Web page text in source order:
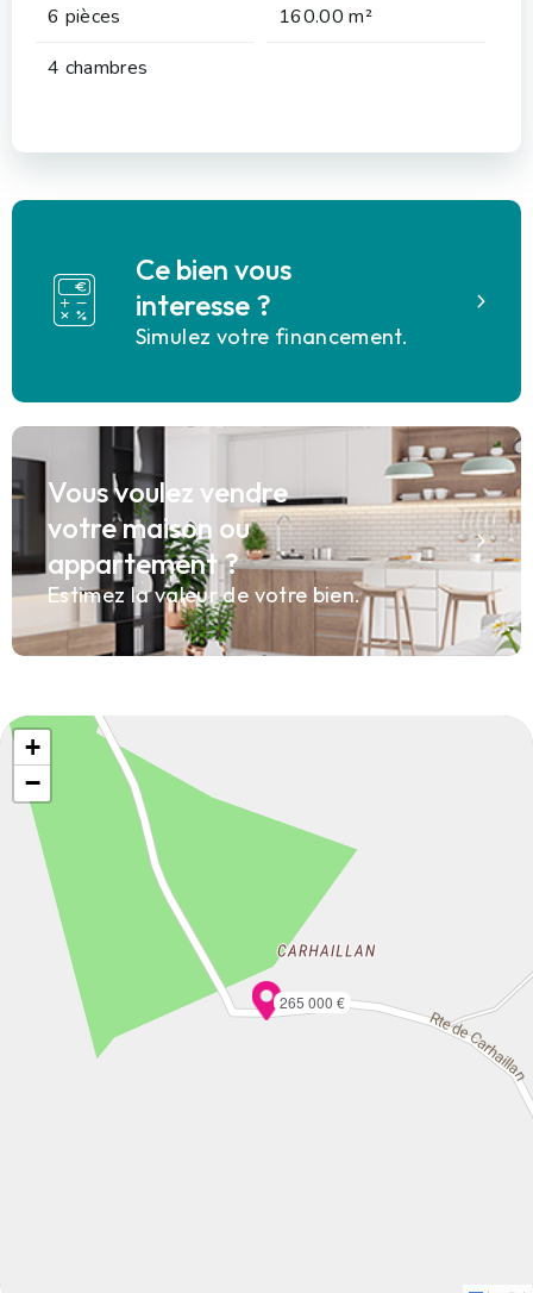
6 pièces
160.00 m²
4 chambres
Ce bien vous
interesse ?
Simulez votre financement.
Vous voulez vendre
votre maison ou
appartement ?
Estimez la valeur de votre bien.
265 000 €
+
−